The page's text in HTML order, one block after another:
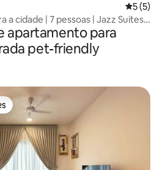
5 de
5 (5)
a cidade | 7 pessoas | Jazz Suites
apartamento para
pet-friendly